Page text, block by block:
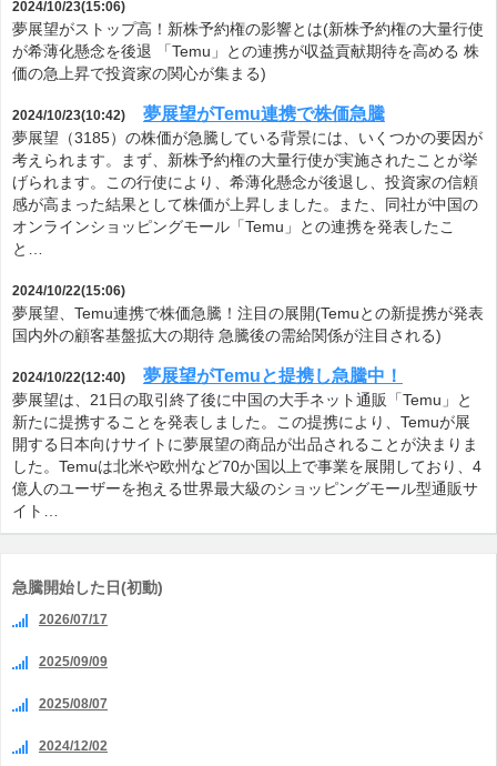
2024/10/23(15:06)
夢展望がストップ高！新株予約権の影響とは(新株予約権の大量行使
が希薄化懸念を後退 「Temu」との連携が収益貢献期待を高める 株
価の急上昇で投資家の関心が集まる)
2024/10/23(10:42) 夢展望がTemu連携で株価急騰
夢展望（3185）の株価が急騰している背景には、いくつかの要因が
考えられます。まず、新株予約権の大量行使が実施されたことが挙
げられます。この行使により、希薄化懸念が後退し、投資家の信頼
感が高まった結果として株価が上昇しました。また、同社が中国の
オンラインショッピングモール「Temu」との連携を発表したこ
と…
2024/10/22(15:06)
夢展望、Temu連携で株価急騰！注目の展開(Temuとの新提携が発表
国内外の顧客基盤拡大の期待 急騰後の需給関係が注目される)
2024/10/22(12:40) 夢展望がTemuと提携し急騰中！
夢展望は、21日の取引終了後に中国の大手ネット通販「Temu」と
新たに提携することを発表しました。この提携により、Temuが展
開する日本向けサイトに夢展望の商品が出品されることが決まりま
した。Temuは北米や欧州など70か国以上で事業を展開しており、4
億人のユーザーを抱える世界最大級のショッピングモール型通販サ
イト…
急騰開始した日(初動)
2026/07/17
2025/09/09
2025/08/07
2024/12/02